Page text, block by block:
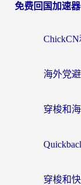
免费回国加速器